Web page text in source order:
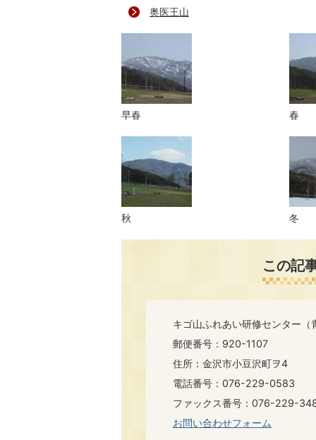
奥医王山
早春 春
秋 冬
この記
キゴ山ふれあい研修センター（
郵便番号：920-1107
住所：金沢市小豆沢町ヲ4
電話番号：076-229-0583
ファックス番号：076-229-
お問い合わせフォーム